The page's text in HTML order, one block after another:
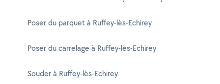
Poser du parquet à Ruffey-lès-Echirey
Poser du carrelage à Ruffey-lès-Echirey
Souder à Ruffey-lès-Echirey